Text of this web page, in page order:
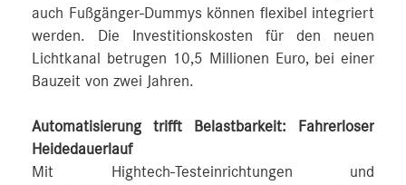
auch Fußgänger-Dummys können flexibel integriert
werden. Die Investitionskosten für den neuen
Lichtkanal betrugen 10,5 Millionen Euro, bei einer
Bauzeit von zwei Jahren.
Automatisierung trifft Belastbarkeit: Fahrerloser
Heidedauerlauf
Mit Hightech-Testeinrichtungen und